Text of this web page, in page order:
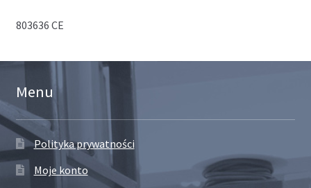
803636 CE
Menu
Polityka prywatności
Moje konto